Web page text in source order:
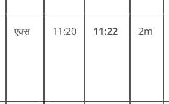
एक्स 11:20 11:22 2m